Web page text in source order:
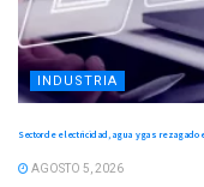
INDUSTRIA
Sector de electricidad, agua y gas
AGOSTO 5, 2026